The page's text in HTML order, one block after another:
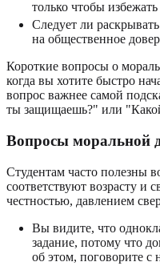
только чтобы
Следует ли
на общественное
Короткие вопросы о
когда вы хотите быстро
вопрос важнее самой
ты защищаешь?" или
Вопросы моральной
Студентам часто полезны
соответствуют возрасту и
честностью, давлением
Вы видите, что
задание, потому что
об этом, поговорите с